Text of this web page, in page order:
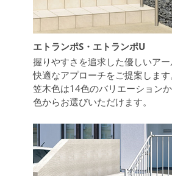
エトランポS・エトランポU
握りやすさを追求した優しいアー
快適なアプローチをご提案します
笠木色は14色のバリエーション
色からお選びいただけます。